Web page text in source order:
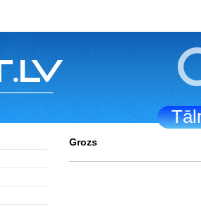
Grozs